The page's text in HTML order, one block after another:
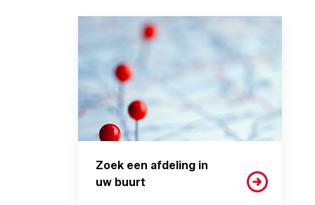
Zoek een afdeling in
uw buurt